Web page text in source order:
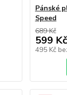
Pánské
Speed
689 Kč
599 Kč
495 Kč